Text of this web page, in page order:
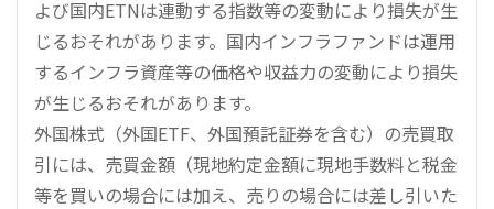
よび国内ETNは連動する指数等の変動により損失が生
じるおそれがあります。国内インフラファンドは運用
するインフラ資産等の価格や収益力の変動により損失
が生じるおそれがあります。
外国株式（外国ETF、外国預託証券を含む）の売買取
引には、売買金額（現地約定金額に現地手数料と税金
等を買いの場合には加え、売りの場合には差し引いた